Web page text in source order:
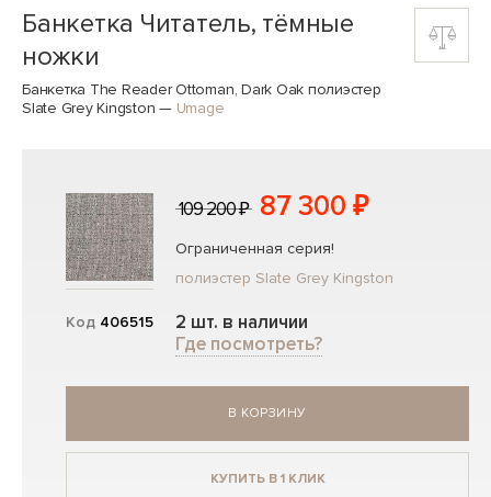
Банкетка Читатель, тёмные
ножки
Банкетка The Reader Ottoman, Dark Oak полиэстер
Slate Grey Kingston — Umage
Код 406515
109 200 ₽ 87 300 ₽
Ограниченная серия!
полиэстер Slate Grey Kingston
2 шт. в наличии
Где посмотреть?
В КОРЗИНУ
КУПИТЬ В 1 КЛИК